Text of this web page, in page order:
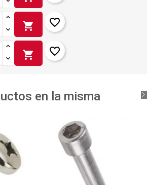
shopping_cart favorite_border
shopping_cart favorite_border
en la misma